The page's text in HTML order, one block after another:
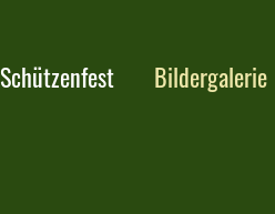
Schützenfest Bildergalerie